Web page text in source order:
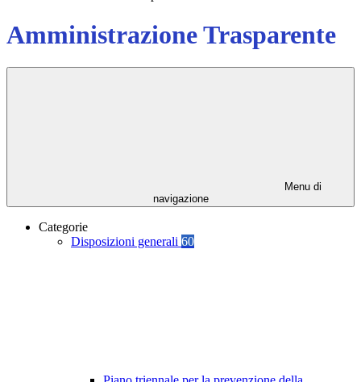
Amministrazione Trasparente
Menu di
navigazione
Categorie
Disposizioni generali 60